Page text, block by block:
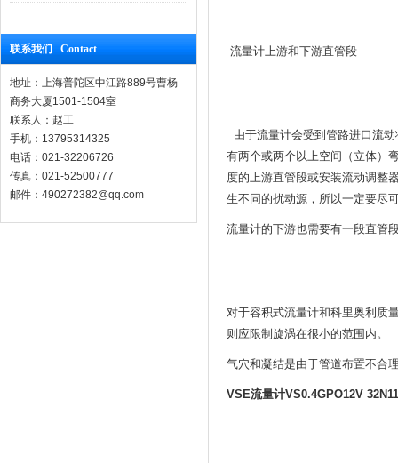
联系我们 Contact
地址：上海普陀区中江路889号曹杨
商务大厦1501-1504室
联系人：赵工
手机：13795314325
电话：021-32206726
传真：021-52500777
邮件：490272382@qq.com
流量计上游和下游直管段
由于流量计会受到管路进口流
有两个或两个以上空间（立体）
度的上游直管段或安装流动调整
生不同的扰动源，所以一定要尽
流量计的下游也需要有一段直管
对于容积式流量计和科里奥利质
则应限制旋涡在很小的范围内。
气穴和凝结是由于管道布置不合
VSE流量计VS0.4GPO12V